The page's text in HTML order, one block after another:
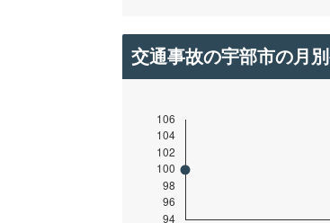
交通事故の宇部市の月